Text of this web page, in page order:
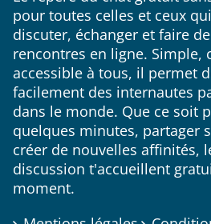
pour toutes celles et ceux
discuter, échanger et faire
rencontres en ligne. Simple,
accessible à tous, il permet
facilement des internautes
dans le monde. Que ce soit
quelques minutes, partager
créer de nouvelles affinités,
discussion t'accueillent
moment.